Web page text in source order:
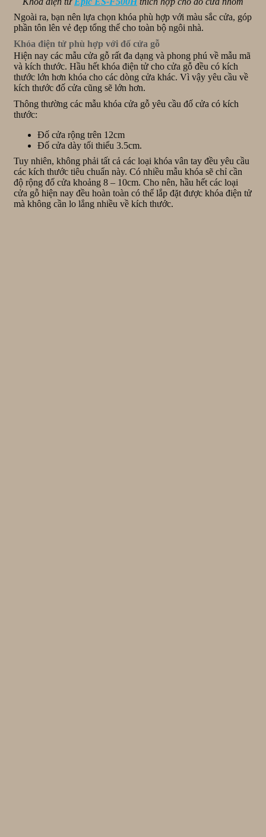
Ngoài ra, bạn nên lựa chọn khóa phù hợp với màu sắc cửa, góp
phần tôn lên vẻ đẹp tổng thể cho toàn bộ ngôi nhà.
Khóa điện tử phù hợp với đố cửa gỗ
Hiện nay các mẫu cửa gỗ rất đa dạng và phong phú về mẫu mã
và kích thước. Hầu hết khóa điện tử cho cửa gỗ đều có kích
thước lớn hơn khóa cho các dòng cửa khác. Vì vậy yêu cầu về
kích thước đố cửa cũng sẽ lớn hơn.
Thông thường các mẫu khóa cửa gỗ yêu cầu đố cửa có kích
thước:
Đố cửa rộng trên 12cm
Đố cửa dày tối thiểu 3.5cm.
Tuy nhiên, không phải tất cả các loại khóa vân tay đều yêu cầu
các kích thước tiêu chuẩn này. Có nhiều mẫu khóa sẽ chỉ cần
độ rộng đố cửa khoảng 8 – 10cm. Cho nên, hầu hết các loại
cửa gỗ hiện nay đều hoàn toàn có thể lắp đặt được khóa điện tử
mà không cần lo lắng nhiều về kích thước.